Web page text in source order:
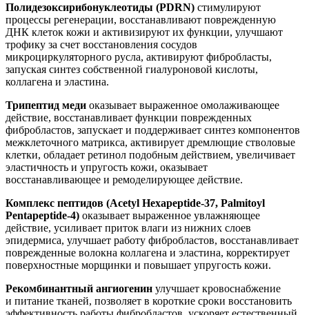
Полидезоксирибонуклеотиды (PDRN) стимулируют
процессы регенерации, восстанавливают поврежденную
ДНК клеток кожи и активизируют их функции, улучшают
трофику за счет восстановления сосудов
микроциркуляторного русла, активируют фибробласты,
запуская синтез собственной гиалуроновой кислоты,
коллагена и эластина.
Трипептид меди оказывает выраженное омолаживающее
действие, восстанавливает функции поврежденных
фибробластов, запускает и поддерживает синтез компонентов
межклеточного матрикса, активирует дремлющие стволовые
клетки, обладает ретинол подобным действием, увеличивает
эластичность и упругость кожи, оказывает
восстанавливающее и ремоделирующее действие.
Комплекс пептидов (Acetyl Hexapeptide-37, Palmitoyl
Pentapeptide-4) оказывает выраженное увлажняющее
действие, усиливает приток влаги из нижних слоев
эпидермиса, улучшает работу фибробластов, восстанавливает
поврежденные волокна коллагена и эластина, корректирует
поверхностные морщинки и повышает упругость кожи.
Рекомбинантный ангиогенин улучшает кровоснабжение
и питание тканей, позволяет в короткие сроки восстановить